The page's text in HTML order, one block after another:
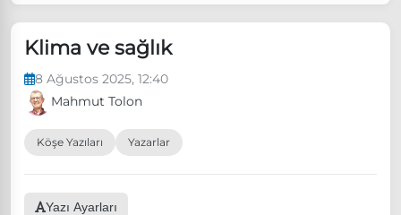
Özgür Özel, Ekrem İmamoğlu’nu ziyaret edecek
Ünlü çift bir etkinliğe daha katılmama kararı aldı
Klima ve sağlık
8 Ağustos 2025, 12:40
Mahmut Tolon
Köşe Yazıları Yazarlar
Yazı Ayarları